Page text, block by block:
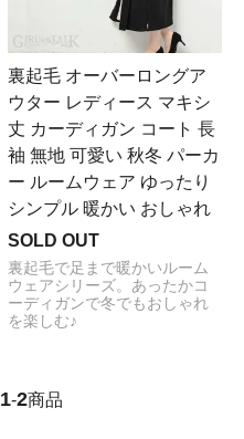
裏起毛 オーバーロングア
ウター レディース マキシ
丈 カーディガン コート 長
袖 無地 可愛い 秋冬 パーカ
ー ルームウェア ゆったり
シンプル 暖かい おしゃれ
SOLD OUT
裏起毛で足まで暖かいルーム
ウェアシリーズ。あったかコ
ーディガンで冬でもおしゃれ
を楽しむ♪
1-2商品